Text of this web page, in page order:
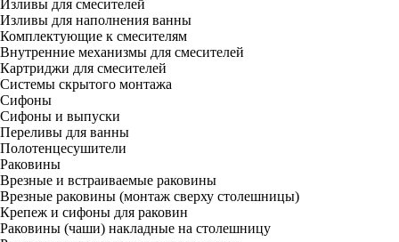
Изливы для смесителей
Изливы для наполнения ванны
Комплектующие к смесителям
Внутренние механизмы для смесителей
Картриджи для смесителей
Системы скрытого монтажа
Сифоны
Сифоны и выпуски
Переливы для ванны
Полотенцесушители
Раковины
Врезные и встраиваемые раковины
Врезные раковины (монтаж сверху столешницы)
Крепеж и сифоны для раковин
Раковины (чаши) накладные на столешницу